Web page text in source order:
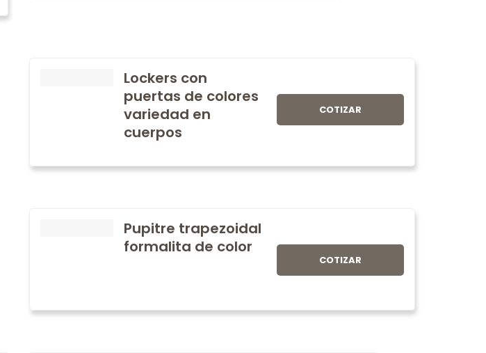
Lockers con
puertas de colores
variedad en
cuerpos
COTIZAR
Pupitre trapezoidal
formalita de color
COTIZAR